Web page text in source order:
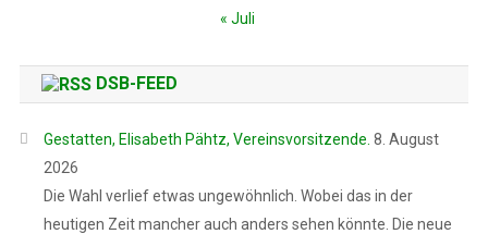
« Juli
DSB-FEED
Gestatten, Elisabeth Pähtz, Vereinsvorsitzende. 8. August
2026
Die Wahl verlief etwas ungewöhnlich. Wobei das in der
heutigen Zeit mancher auch anders sehen könnte. Die neue